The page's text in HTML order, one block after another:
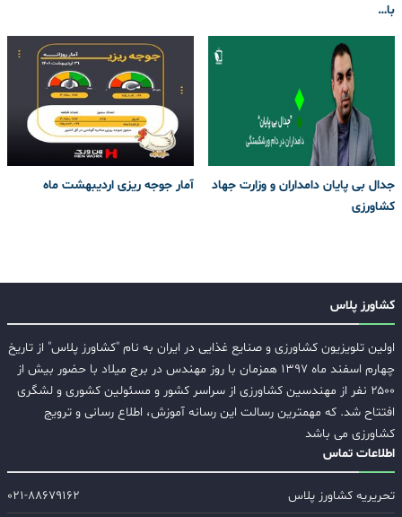
با…
جدال بی پایان دامداران و وزارت جهاد
کشاورزی
آمار جوجه ریزی اردیبهشت ماه
کشاورز پلاس
اولین تلویزیون کشاورزی و صنایع غذایی در ایران به نام "کشاورز پلاس" از تاریخ
چهارم اسفند ماه ۱۳۹۷ همزمان با روز مهندس در برج میلاد با حضور بیش از
۲۵۰۰ نفر از مهندسین کشاورزی از سراسر کشور و مسئولین کشوری و لشگری
افتتاح شد. که مهمترین رسالت این رسانه آموزش، اطلاع رسانی و ترویج
کشاورزی می باشد
اطلاعات تماس
تحریریه کشاورز پلاس
۰۲۱-۸۸۶۷۹۱۶۲